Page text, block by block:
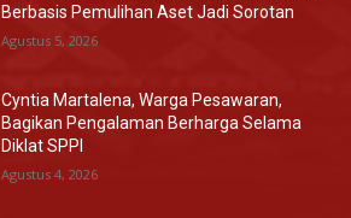
Berbasis Pemulihan Aset Jadi Sorotan
Agustus 5, 2026
Cyntia Martalena, Warga Pesawaran,
Bagikan Pengalaman Berharga Selama
Diklat SPPI
Agustus 4, 2026